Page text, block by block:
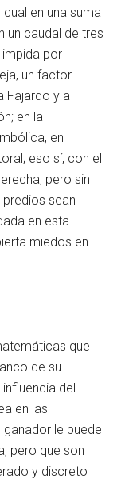
en una suma
un caudal de tres
impida por
un factor
Fajardo y a
en la
en
eso sí, con el
pero sin
sean
en esta
miedos en
que
de su
del
en las
le puede
pero que son
y discreto